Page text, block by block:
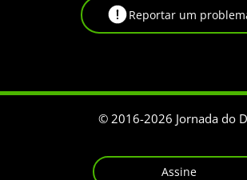
Reportar um
© 2016-2026 Jornada do
Assine